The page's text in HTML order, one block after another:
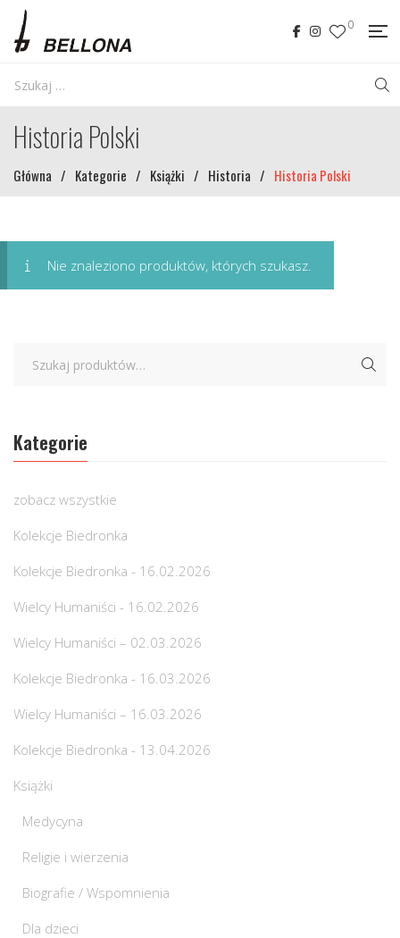
0
Historia Polski
Główna / Kategorie / Książki / Historia / Historia Polski
Nie znaleziono produktów, których szukasz.
Kategorie
zobacz wszystkie
Kolekcje Biedronka
Kolekcje Biedronka - 16.02.2026
Wielcy Humaniści - 16.02.2026
Wielcy Humaniści – 02.03.2026
Kolekcje Biedronka - 16.03.2026
Wielcy Humaniści – 16.03.2026
Kolekcje Biedronka - 13.04.2026
Książki
Medycyna
Religie i wierzenia
Biografie / Wspomnienia
Dla dzieci